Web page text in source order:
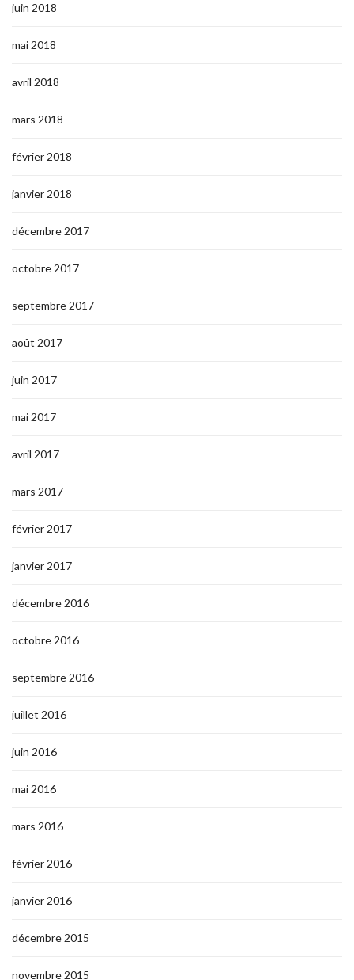
juin 2018
mai 2018
avril 2018
mars 2018
février 2018
janvier 2018
décembre 2017
octobre 2017
septembre 2017
août 2017
juin 2017
mai 2017
avril 2017
mars 2017
février 2017
janvier 2017
décembre 2016
octobre 2016
septembre 2016
juillet 2016
juin 2016
mai 2016
mars 2016
février 2016
janvier 2016
décembre 2015
novembre 2015